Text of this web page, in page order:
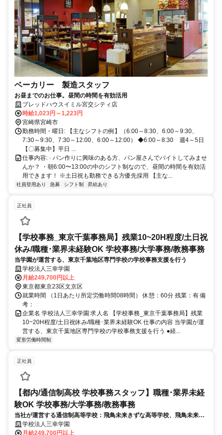
ベーカリー 製造スタッフ
お昼までのお仕事。昼間の時間を有効活用
ブレッドハウスイミル宮交シティ店
時給1,023円～1,223円
宮崎県宮崎市
勤務時間・曜日: 【主なシフトの例】（6:00～8:30、6:00～9:30、
7:30～9:30、7:30～12:00、6:00～12:00） ◆6:00～8:30 週4～5日
【〇募集中】平日 ...
仕事内容: · パン作りに興味のある方、パン屋さんでバイトしてみませ
んか？ ・朝6:00〜13:00の中のシフト制なので、昼間の時間を有効活
用できます！ ※土日祝も勤務できる方優先採用 【主な...
社員登用あり 急募 シフト制 昇給あり
正社員
【学校事務_東京千葉事務局】残業10~20H程度/土日祝
休み/職種･業界未経験OK 学校事務/大学事務/教務事務
当学園が運営する、東京千葉地区専門学校の学校事務支援を行う
学校法人三幸学園
月給249,700円以上
東京都東京23区文京区
就業時間 （1日あたり所定労働時間08時間） 休憩：60分 残業：有 備
考：
企業名 学校法人三幸学園 求人名 【学校事務_東京千葉事務局】残業
10~20H程度/土日祝休み/職種･業界未経験OK 仕事の内容 当学園が運
営する、東京千葉地区専門学校の学校事務支援を行う ●経...
変形労働時間制
正社員
【都内/通信制高校 学校事務スタッフ】職種･業界未経
験OK 学校事務/大学事務/教務事務
当社が運営する通信制高等学校：飛鳥未来きずな高等学校、飛鳥未来高
等学校、飛鳥未来きずな高等学校の学校事務スタッフ※学校事務、経理
事務を中心に生徒対応、生徒募集など幅広くお任せします。
学校法人三幸学園
月給249,700円以上